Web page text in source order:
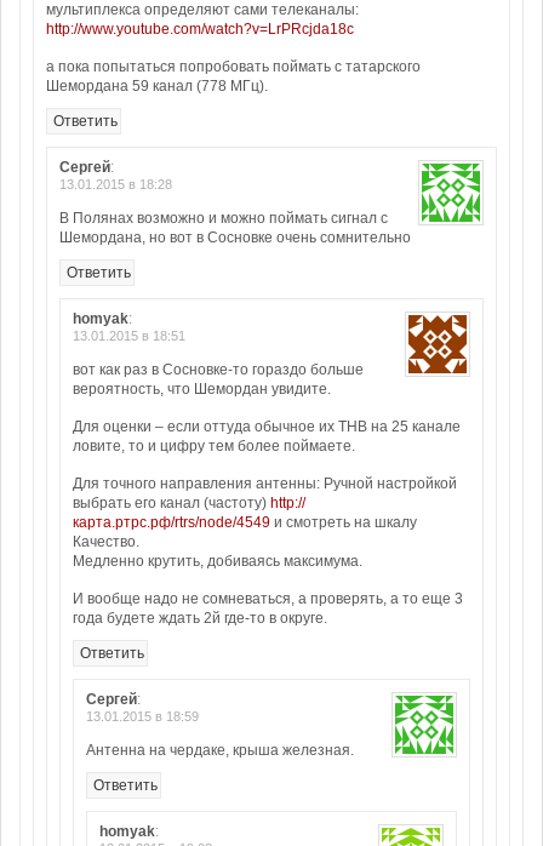
мультиплекса определяют сами телеканалы:
http://www.youtube.com/watch?v=LrPRcjda18c
а пока попытаться попробовать поймать с татарского
Шемордана 59 канал (778 МГц).
Ответить
Сергей:
13.01.2015 в 18:28
В Полянах возможно и можно поймать сигнал с
Шемордана, но вот в Сосновке очень сомнительно
Ответить
homyak:
13.01.2015 в 18:51
вот как раз в Сосновке-то гораздо больше
вероятность, что Шемордан увидите.
Для оценки – если оттуда обычное их ТНВ на 25 канале
ловите, то и цифру тем более поймаете.
Для точного направления антенны: Ручной настройкой
выбрать его канал (частоту) http://
карта.ртрс.рф/rtrs/node/4549 и смотреть на шкалу
Качество.
Медленно крутить, добиваясь максимума.
И вообще надо не сомневаться, а проверять, а то еще 3
года будете ждать 2й где-то в округе.
Ответить
Сергей:
13.01.2015 в 18:59
Антенна на чердаке, крыша железная.
Ответить
homyak: